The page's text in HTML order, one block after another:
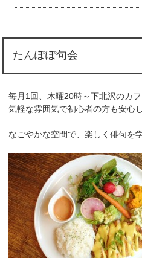
たんぽぽ句会
毎月1回、木曜20時～下北沢のカ
気軽な雰囲気で初心者の方も安心
なごやかな空間で、楽しく俳句を